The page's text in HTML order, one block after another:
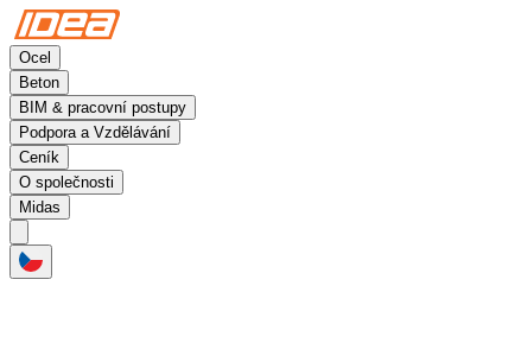
Ocel
Beton
BIM & pracovní postupy
Podpora a Vzdělávání
Ceník
O společnosti
Midas